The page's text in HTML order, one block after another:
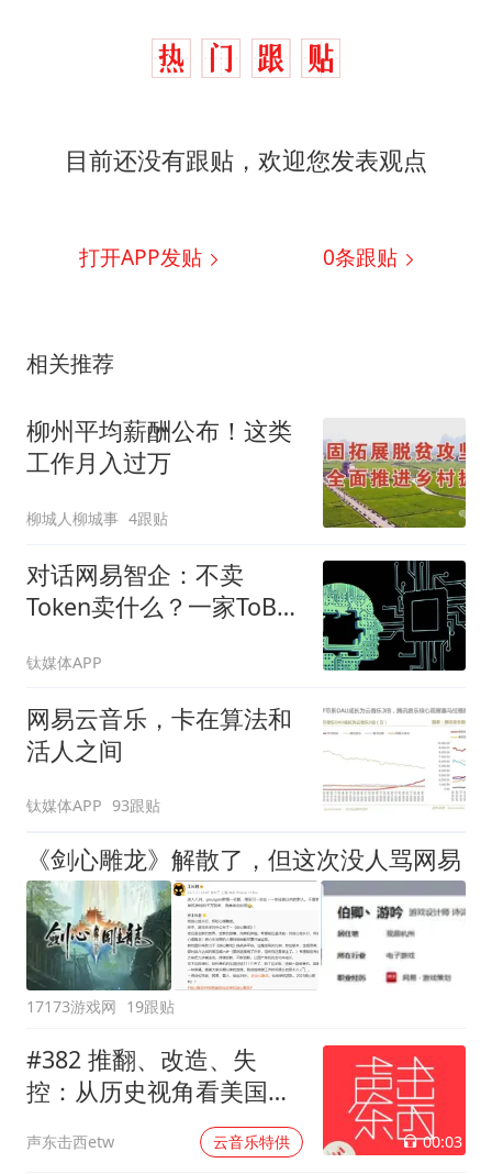
目前还没有跟贴，欢迎您发表观点
打开APP发贴 0条跟贴
相关推荐
柳州平均薪酬公布！这类
工作月入过万
柳城人柳城事 4跟贴
对话网易智企：不卖
Token卖什么？一家ToB厂
钛媒体APP
网易云音乐，卡在算法和
活人之间
钛媒体APP 93跟贴
《剑心雕龙》解散了，但这次没人骂网易
17173游戏网 19跟贴
#382 推翻、改造、失
控：从历史视角看美国的
中东介入和事与愿违
声东击西etw 云音乐特供 00:03